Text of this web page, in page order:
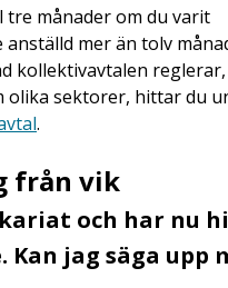
månader om du varit
anställd mer än tolv
kollektivavtalen reglerar,
olika sektorer, hittar du
.
från vik
och har nu
jag säga upp